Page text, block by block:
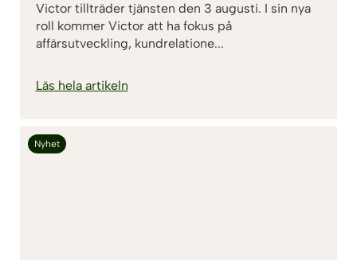
Victor tillträder tjänsten den 3 augusti. I sin nya
roll kommer Victor att ha fokus på
affärsutveckling, kundrelatione...
Läs hela artikeln
Nyhet